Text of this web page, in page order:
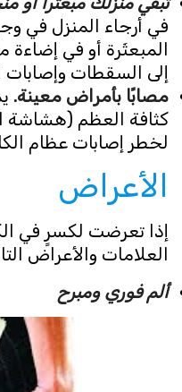
في أرجاء المنزل في
المبعثَرة أو في
إلى السقطات وإصابات
مصابًا بأمراض معينة.
كثافة العظم (هشاشة
لخطر إصابات عظام
الأعراض
إذا تعرضت لكسرٍ في
العلامات والأعراض
ألم فوري ومبرح